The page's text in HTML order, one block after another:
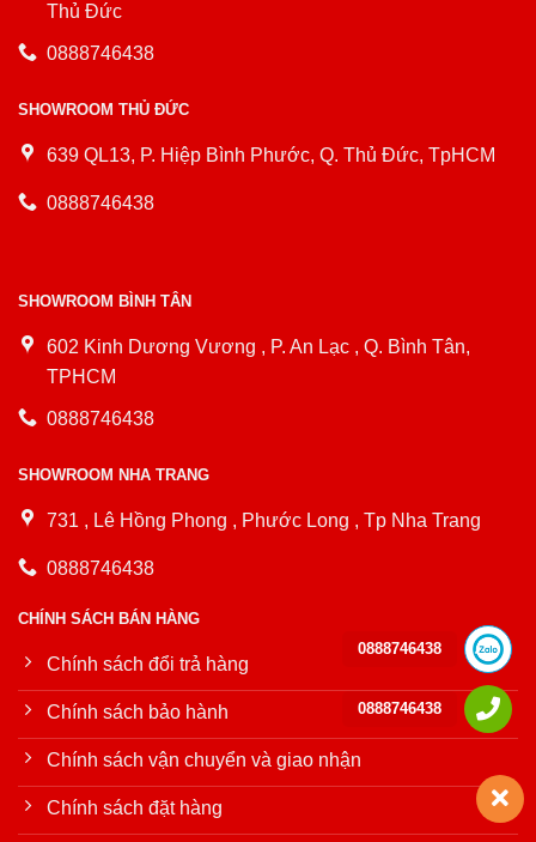
Thủ Đức
0888746438
SHOWROOM THỦ ĐỨC
639 QL13, P. Hiệp Bình Phước, Q. Thủ Đức, TpHCM
0888746438
SHOWROOM BÌNH TÂN
602 Kinh Dương Vương , P. An Lạc , Q. Bình Tân,
TPHCM
0888746438
SHOWROOM NHA TRANG
731 , Lê Hồng Phong , Phước Long , Tp Nha Trang
0888746438
CHÍNH SÁCH BÁN HÀNG
Chính sách đổi trả hàng
Chính sách bảo hành
Chính sách vận chuyển và giao nhận
Chính sách đặt hàng
0888746438
0888746438